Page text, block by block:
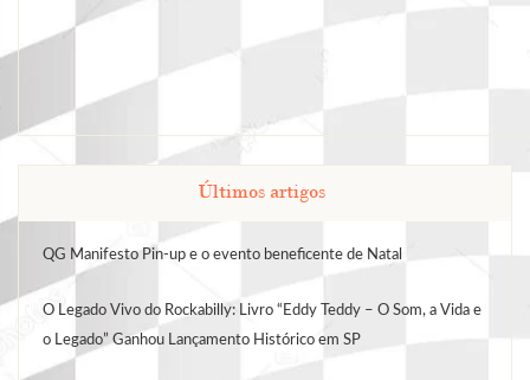
Últimos artigos
QG Manifesto Pin-up e o evento beneficente de Natal
O Legado Vivo do Rockabilly: Livro “Eddy Teddy – O Som, a Vida e
o Legado” Ganhou Lançamento Histórico em SP